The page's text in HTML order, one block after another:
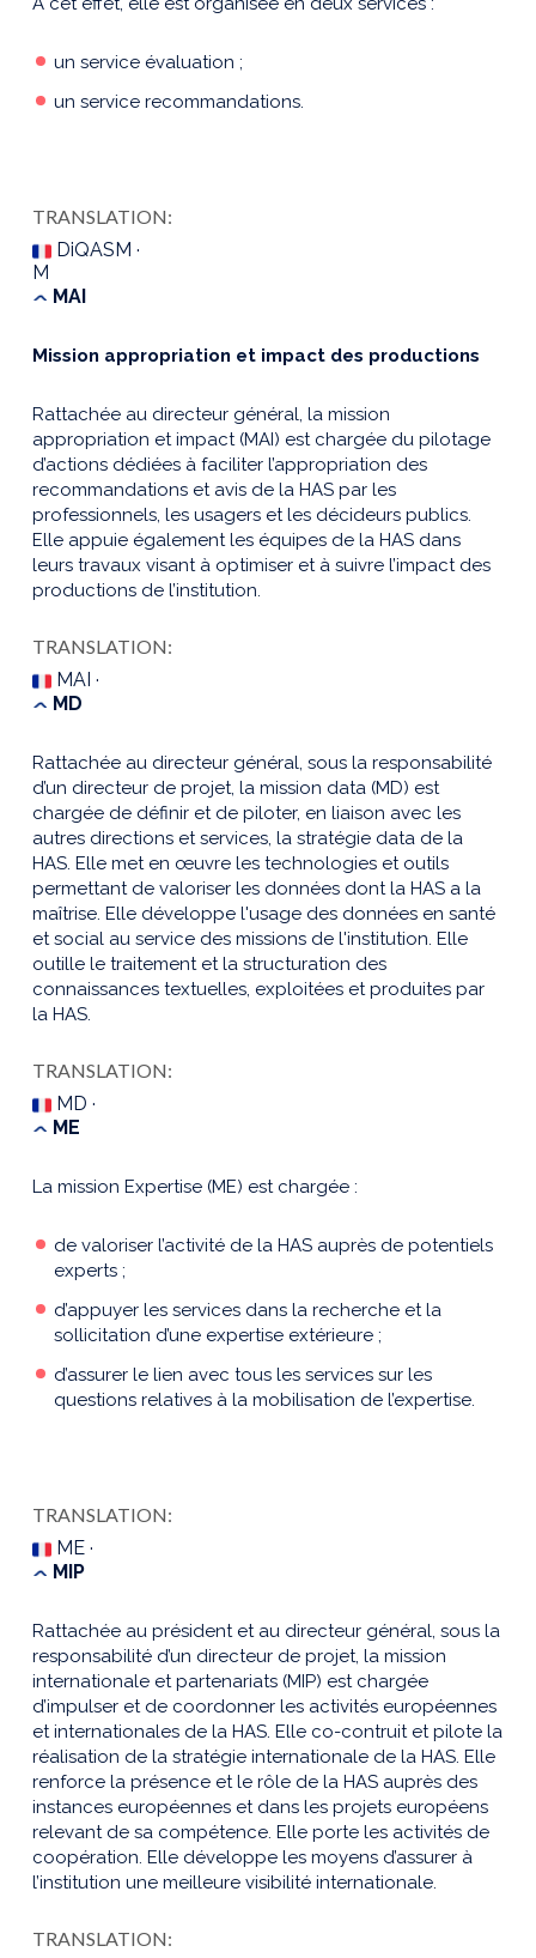
un service évaluation ;
un service recommandations.
TRANSLATION:
DiQASM ·
M
MAI
Mission appropriation et impact des productions
Rattachée au directeur général, la mission
appropriation et impact (MAI) est chargée du pilotage
d’actions dédiées à faciliter l’appropriation des
recommandations et avis de la HAS par les
professionnels, les usagers et les décideurs publics.
Elle appuie également les équipes de la HAS dans
leurs travaux visant à optimiser et à suivre l’impact des
productions de l’institution.
TRANSLATION:
MAI ·
MD
Rattachée au directeur général, sous la responsabilité
d’un directeur de projet, la mission data (MD) est
chargée de définir et de piloter, en liaison avec les
autres directions et services, la stratégie data de la
HAS. Elle met en œuvre les technologies et outils
permettant de valoriser les données dont la HAS a la
maîtrise. Elle développe l'usage des données en santé
et social au service des missions de l'institution. Elle
outille le traitement et la structuration des
connaissances textuelles, exploitées et produites par
la HAS.
TRANSLATION:
MD ·
ME
La mission Expertise (ME) est chargée :
de valoriser l’activité de la HAS auprès de potentiels
experts ;
d’appuyer les services dans la recherche et la
sollicitation d’une expertise extérieure ;
d’assurer le lien avec tous les services sur les
questions relatives à la mobilisation de l’expertise.
TRANSLATION:
ME ·
MIP
Rattachée au président et au directeur général, sous la
responsabilité d’un directeur de projet, la mission
internationale et partenariats (MIP) est chargée
d’impulser et de coordonner les activités européennes
et internationales de la HAS. Elle co-contruit et pilote la
réalisation de la stratégie internationale de la HAS. Elle
renforce la présence et le rôle de la HAS auprès des
instances européennes et dans les projets européens
relevant de sa compétence. Elle porte les activités de
coopération. Elle développe les moyens d’assurer à
l’institution une meilleure visibilité internationale.
TRANSLATION: